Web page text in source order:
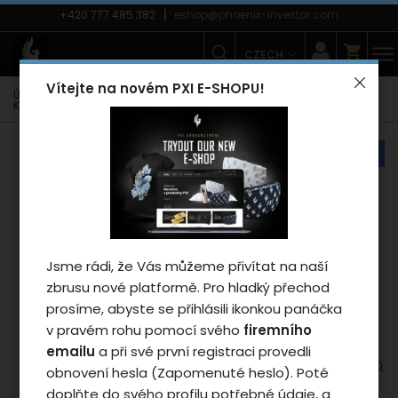
Vítejte na novém PXI E-SHOPU!
Jsme rádi, že Vás můžeme přivítat na naší
zbrusu nové platformě. Pro hladký přechod
prosíme, abyste se přihlásili ikonkou panáčka
v pravém rohu pomocí svého firemního
emailu a při své první registraci provedli
obnovení hesla (Zapomenuté heslo). Poté
doplňte do svého profilu potřebné údaje, a
+420 777 485 382 eshop@phoenix-investor.com
CZECH
Úvodní strana E-shop Zimní kolekce PXI
Kšiltovky
Kšiltovka Phoenix Snapback Flexfit uni/white
Záleží nám na vašem
soukromí
Cookies používáme proto, abychom
dáte souhlas, tak mimo jiné i proto
abychom vylepšili obsah stránek podle
vašich preferencí. Tlačítkem „Souhlasit
a zavřít“ udělíte souhlas s využíváním
cookies a budeme tak moci předat
údaje o používání našeho webu za